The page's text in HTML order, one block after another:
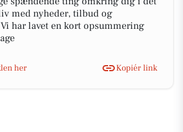
med nyheder, tilbud og
har lavet en kort opsummering
her Kopiér link